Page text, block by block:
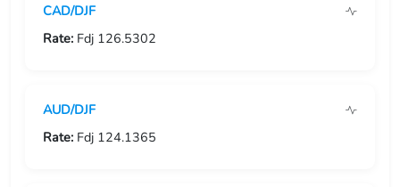
USD/GBP
USD/GHS
CAD/DJF
Rate: Fdj 126.5302
AUD/DJF
Rate: Fdj 124.1365